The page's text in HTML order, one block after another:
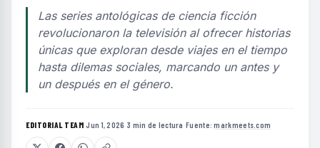
Las series antológicas de ciencia ficción
revolucionaron la televisión al ofrecer historias
únicas que exploran desde viajes en el tiempo
hasta dilemas sociales, marcando un antes y
un después en el género.
EDITORIAL TEAM·Jun 1, 2026 ·3 min de lectura ·Fuente:markmeets.com